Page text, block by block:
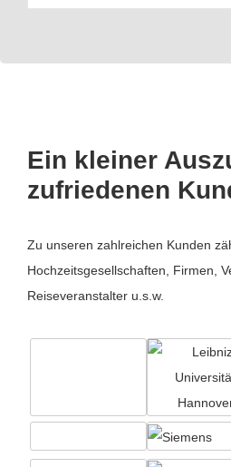
Ein kleiner
zufriedenen
Zu unseren zahlreichen Kunden
Hochzeitsgesellschaften, Firmen,
Reiseveranstalter u.s.w.